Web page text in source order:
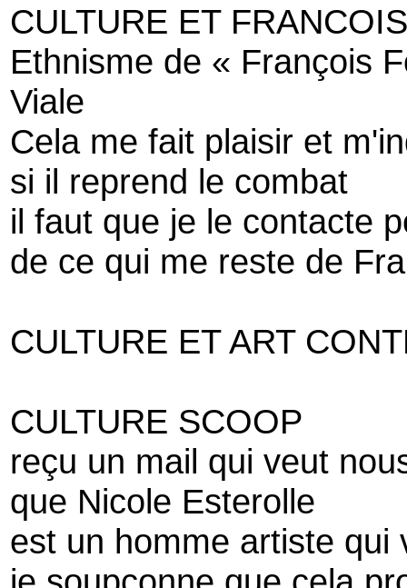
CULTURE ET
Ethnisme de « François
Viale
Cela me fait plaisir et
si il reprend le combat
il faut que je le contacte
de ce qui me reste de
CULTURE ET ART
CULTURE SCOOP
reçu un mail qui veut
que Nicole Esterolle
est un homme artiste qui